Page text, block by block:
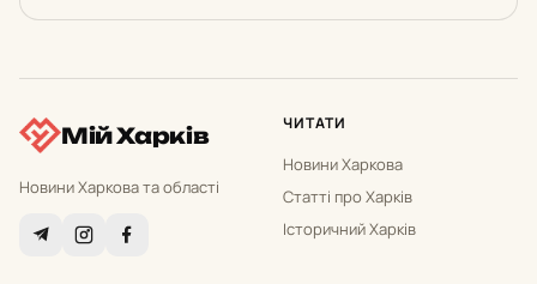
Мій Харків
Новини Харкова та області
ЧИТАТИ
Новини Харкова
Статті про Харків
Історичний Харків